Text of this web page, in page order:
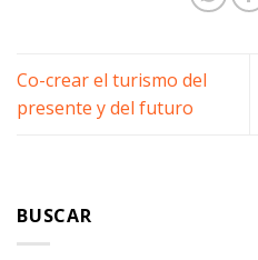
Co-crear el turismo del
presente y del futuro
BUSCAR